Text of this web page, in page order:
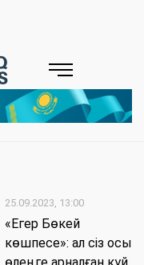
25.09.2023, 13:00
«Егер Бөкей
көшпесе»: ал сіз осы